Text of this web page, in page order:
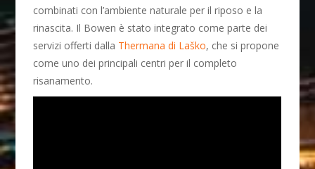
combinati con l’ambiente naturale per il riposo e la
rinascita. Il Bowen è stato integrato come parte dei
servizi offerti dalla Thermana di Laško, che si propone
come uno dei principali centri per il completo
risanamento.